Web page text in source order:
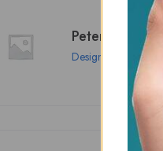
Peter Henley
Design